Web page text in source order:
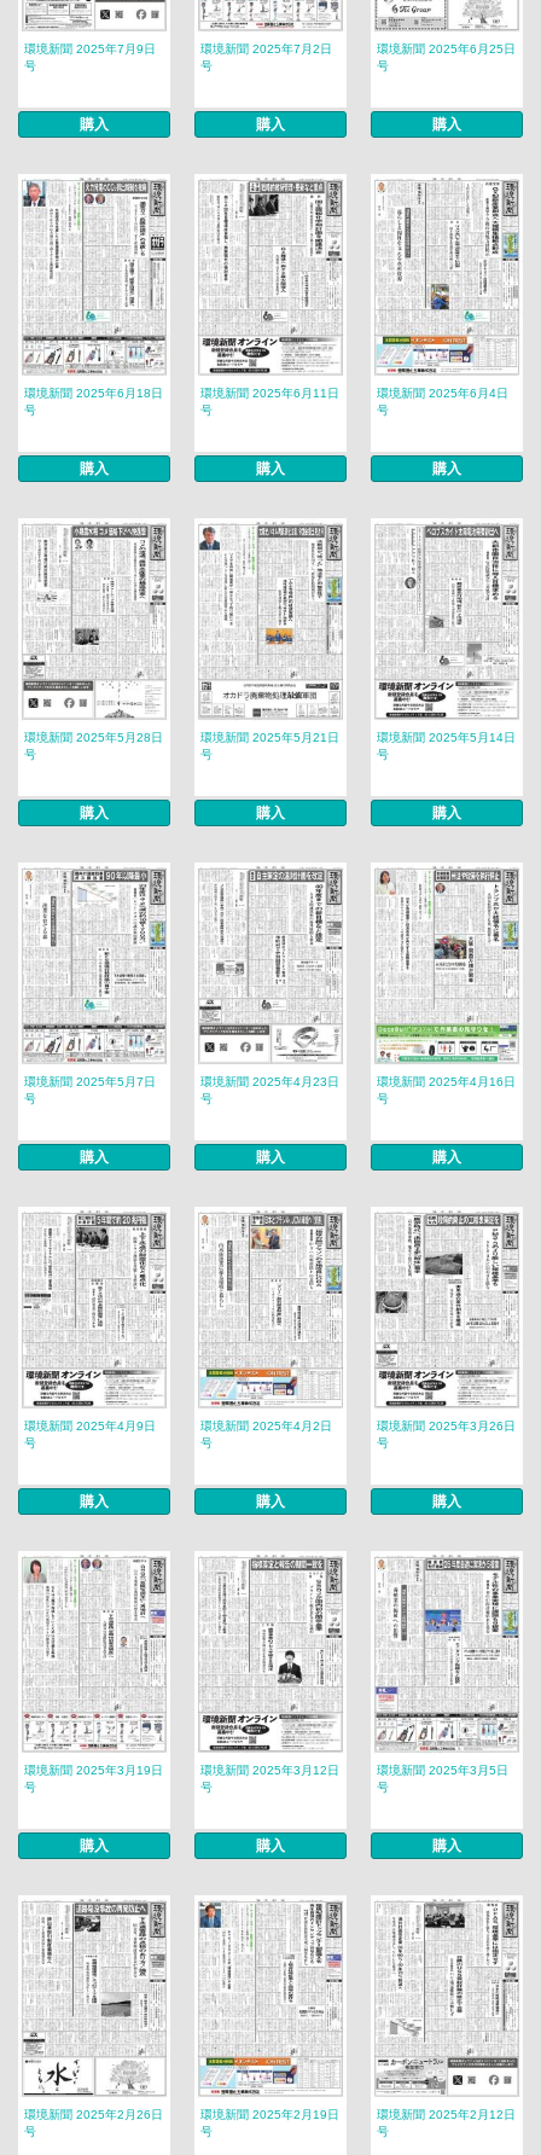
環境新聞 2025年7月9日
号
購入
環境新聞 2025年7月2日
号
購入
環境新聞 2025年6月25日
号
購入
環境新聞 2025年6月18日
号
購入
環境新聞 2025年6月11日
号
購入
環境新聞 2025年6月4日
号
購入
環境新聞 2025年5月28日
号
購入
環境新聞 2025年5月21日
号
購入
環境新聞 2025年5月14日
号
購入
環境新聞 2025年5月7日
号
購入
環境新聞 2025年4月23日
号
購入
環境新聞 2025年4月16日
号
購入
環境新聞 2025年4月9日
号
購入
環境新聞 2025年4月2日
号
購入
環境新聞 2025年3月26日
号
購入
環境新聞 2025年3月19日
号
購入
環境新聞 2025年3月12日
号
購入
環境新聞 2025年3月5日
号
購入
環境新聞 2025年2月26日
号
環境新聞 2025年2月19日
号
環境新聞 2025年2月12日
号